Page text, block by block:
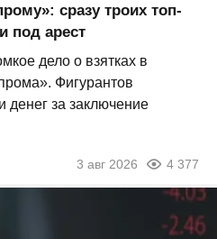
сразу троих топ-
под арест
дело о взятках в
Фигурантов
денег за заключение
3 авг 2026 4 377